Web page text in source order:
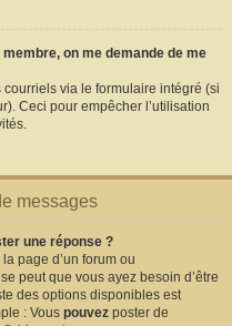
membre, on me demande de me
via le formulaire intégré (si
Ceci pour empêcher l’utilisation
messages
une réponse ?
page d’un forum ou
peut que vous ayez besoin d’être
des options disponibles est
: Vous pouvez poster de